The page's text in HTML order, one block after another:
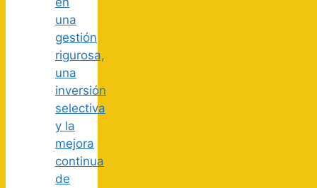
una
gestión
rigurosa,
una
inversión
selectiva
y la
mejora
continua
de